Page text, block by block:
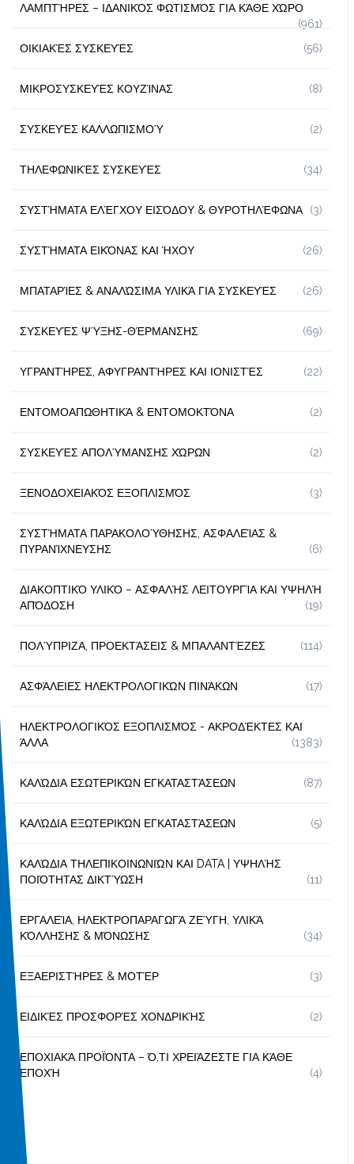
ΛΑΜΠΤΉΡΕΣ – ΙΔΑΝΙΚΌΣ ΦΩΤΙΣΜΌΣ ΓΙΑ ΚΆΘΕ ΧΏΡΟ
(961)
ΟΙΚΙΑΚΈΣ ΣΥΣΚΕΥΈΣ
(56)
ΜΙΚΡΟΣΥΣΚΕΥΈΣ ΚΟΥΖΊΝΑΣ (8)
ΣΥΣΚΕΥΈΣ ΚΑΛΛΩΠΙΣΜΟΎ (2)
ΤΗΛΕΦΩΝΙΚΈΣ ΣΥΣΚΕΥΈΣ (34)
ΣΥΣΤΉΜΑΤΑ ΕΛΈΓΧΟΥ ΕΙΣΌΔΟΥ & ΘΥΡΟΤΗΛΈΦΩΝΑ (3)
ΣΥΣΤΉΜΑΤΑ ΕΙΚΌΝΑΣ ΚΑΙ ΉΧΟΥ (26)
ΜΠΑΤΑΡΊΕΣ & ΑΝΑΛΏΣΙΜΑ ΥΛΙΚΆ ΓΙΑ ΣΥΣΚΕΥΈΣ (26)
ΣΥΣΚΕΥΈΣ ΨΎΞΗΣ-ΘΈΡΜΑΝΣΗΣ (69)
ΥΓΡΑΝΤΉΡΕΣ, ΑΦΥΓΡΑΝΤΉΡΕΣ ΚΑΙ ΙΟΝΙΣΤΈΣ (22)
ΕΝΤΟΜΟΑΠΩΘΗΤΙΚΆ & ΕΝΤΟΜΟΚΤΌΝΑ (2)
ΣΥΣΚΕΥΈΣ ΑΠΟΛΎΜΑΝΣΗΣ ΧΏΡΩΝ (2)
ΞΕΝΟΔΟΧΕΙΑΚΌΣ ΕΞΟΠΛΙΣΜΌΣ (3)
ΣΥΣΤΉΜΑΤΑ ΠΑΡΑΚΟΛΟΎΘΗΣΗΣ, ΑΣΦΑΛΕΊΑΣ &
ΠΥΡΑΝΊΧΝΕΥΣΗΣ
(6)
ΔΙΑΚΟΠΤΙΚΌ ΥΛΙΚΌ – ΑΣΦΑΛΉΣ ΛΕΙΤΟΥΡΓΊΑ ΚΑΙ ΥΨΗΛΉ
ΑΠΌΔΟΣΗ
(19)
ΠΟΛΎΠΡΙΖΑ, ΠΡΟΕΚΤΆΣΕΙΣ & ΜΠΑΛΑΝΤΈΖΕΣ (114)
ΑΣΦΆΛΕΙΕΣ ΗΛΕΚΤΡΟΛΟΓΙΚΏΝ ΠΙΝΆΚΩΝ (17)
ΗΛΕΚΤΡΟΛΟΓΙΚΌΣ ΕΞΟΠΛΙΣΜΌΣ - ΑΚΡΟΔΈΚΤΕΣ ΚΑΙ
ΆΛΛΑ
(1383)
ΚΑΛΏΔΙΑ ΕΣΩΤΕΡΙΚΏΝ ΕΓΚΑΤΑΣΤΆΣΕΩΝ (87)
ΚΑΛΏΔΙΑ ΕΞΩΤΕΡΙΚΏΝ ΕΓΚΑΤΑΣΤΆΣΕΩΝ (5)
ΚΑΛΏΔΙΑ ΤΗΛΕΠΙΚΟΙΝΩΝΙΏΝ ΚΑΙ DATA | ΥΨΗΛΉΣ
ΠΟΙΌΤΗΤΑΣ ΔΙΚΤΎΩΣΗ
(11)
ΕΡΓΑΛΕΊΑ, ΗΛΕΚΤΡΟΠΑΡΑΓΩΓΆ ΖΕΎΓΗ, ΥΛΙΚΆ
ΚΌΛΛΗΣΗΣ & ΜΌΝΩΣΗΣ
(34)
ΕΞΑΕΡΙΣΤΉΡΕΣ & ΜΟΤΈΡ (3)
ΕΙΔΙΚΈΣ ΠΡΟΣΦΟΡΈΣ ΧΟΝΔΡΙΚΉΣ (2)
ΕΠΟΧΙΑΚΆ ΠΡΟΪΌΝΤΑ – Ό,ΤΙ ΧΡΕΙΆΖΕΣΤΕ ΓΙΑ ΚΆΘΕ
ΕΠΟΧΉ
(4)